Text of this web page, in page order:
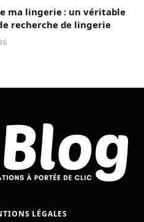
ma lingerie : un véritable
recherche de lingerie
LÉGALES